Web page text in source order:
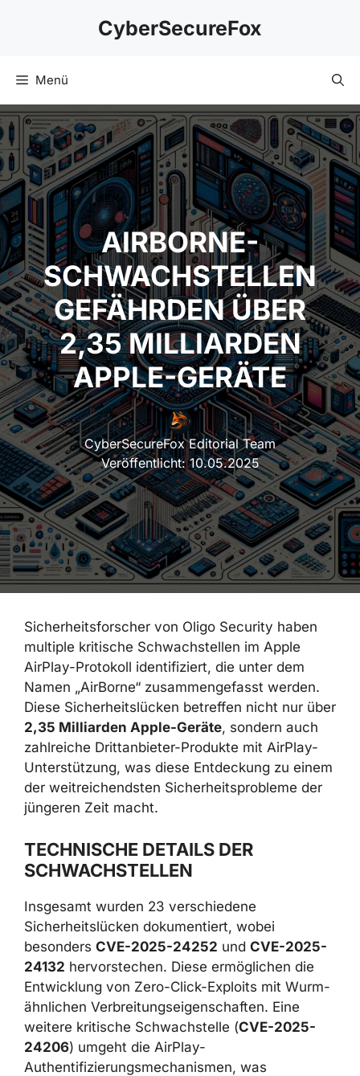
CyberSecureFox
Menü
AIRBORNE-
SCHWACHSTELLEN
GEFÄHRDEN ÜBER
2,35 MILLIARDEN
APPLE-GERÄTE
CyberSecureFox Editorial Team
Veröffentlicht:10.05.2025
Sicherheitsforscher von Oligo Security haben
multiple kritische Schwachstellen im Apple
AirPlay-Protokoll identifiziert, die unter dem
Namen „AirBorne“ zusammengefasst werden.
Diese Sicherheitslücken betreffen nicht nur über
2,35 Milliarden Apple-Geräte, sondern auch
zahlreiche Drittanbieter-Produkte mit AirPlay-
Unterstützung, was diese Entdeckung zu einem
der weitreichendsten Sicherheitsprobleme der
jüngeren Zeit macht.
TECHNISCHE DETAILS DER
SCHWACHSTELLEN
Insgesamt wurden 23 verschiedene
Sicherheitslücken dokumentiert, wobei
besonders CVE-2025-24252 und CVE-2025-
24132 hervorstechen. Diese ermöglichen die
Entwicklung von Zero-Click-Exploits mit Wurm-
ähnlichen Verbreitungseigenschaften. Eine
weitere kritische Schwachstelle (CVE-2025-
24206) umgeht die AirPlay-
Authentifizierungsmechanismen, was